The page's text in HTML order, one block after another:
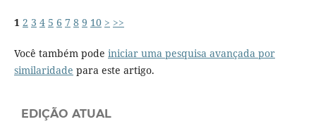
1 2 3 4 5 6 7 8 9 10 > >>
Você também pode iniciar uma pesquisa avançada por
similaridade para este artigo.
EDIÇÃO ATUAL